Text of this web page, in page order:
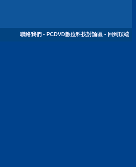
聯絡我們 - PCDVD數位科技討論區 - 回到頂端